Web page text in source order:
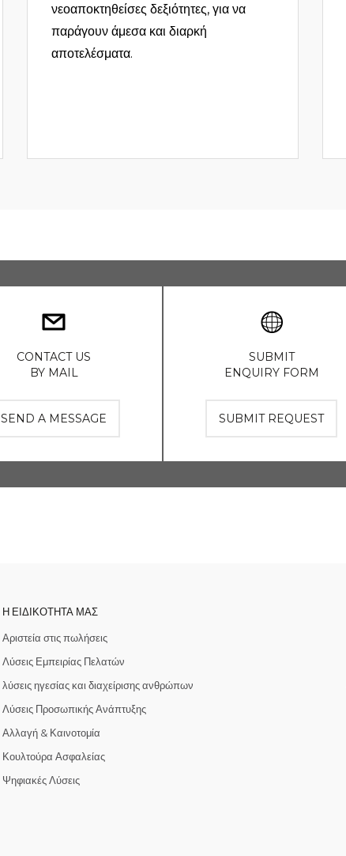
νεοαποκτηθείσες δεξιότητες, για να
παράγουν άμεσα και διαρκή
αποτελέσματα.
CONTACT US
BY MAIL
SEND A MESSAGE
SUBMIT
ENQUIRY FORM
SUBMIT REQUEST
Η ΕΙΔΙΚΌΤΗΤΆ ΜΑΣ
Αριστεία στις πωλήσεις
Λύσεις Εμπειρίας Πελατών
λύσεις ηγεσίας και διαχείρισης ανθρώπων
Λύσεις Προσωπικής Ανάπτυξης
Αλλαγή & Καινοτομία
Κουλτούρα Ασφαλείας
Ψηφιακές Λύσεις